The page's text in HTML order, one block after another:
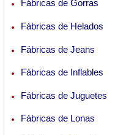
Fábricas de Gorras
Fábricas de Helados
Fábricas de Jeans
Fábricas de Inflables
Fábricas de Juguetes
Fábricas de Lonas